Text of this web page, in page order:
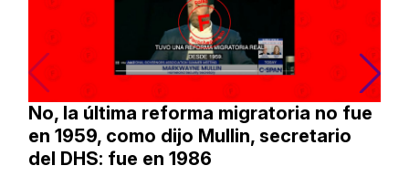
No, la última reforma migratoria no fue
en 1959, como dijo Mullin, secretario
del DHS: fue en 1986